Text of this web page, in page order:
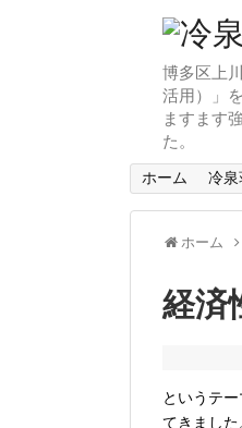
博多区上
活用）」
ますます
た。
ホーム 冷泉
ホーム
経済
というテ
てきました